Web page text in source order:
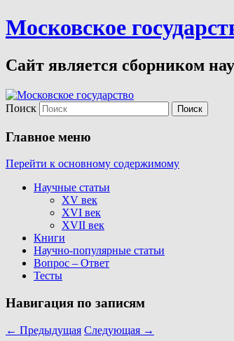
Московское
Сайт является сборником
Поиск
Главное меню
Перейти к основному содержимому
Научные статьи
XV век
XVI век
XVII век
Книги
Научно-популярные статьи
Вопрос – Ответ
Тесты
Навигация по записям
← Предыдущая Следующая →